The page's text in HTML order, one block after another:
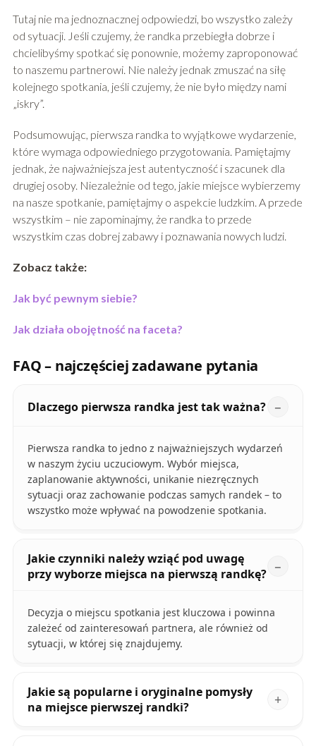
Tutaj nie ma jednoznacznej odpowiedzi, bo wszystko zależy
od sytuacji. Jeśli czujemy, że randka przebiegła dobrze i
chcielibyśmy spotkać się ponownie, możemy zaproponować
to naszemu partnerowi. Nie należy jednak zmuszać na siłę
kolejnego spotkania, jeśli czujemy, że nie było między nami
„iskry”.
Podsumowując, pierwsza randka to wyjątkowe wydarzenie,
które wymaga odpowiedniego przygotowania. Pamiętajmy
jednak, że najważniejsza jest autentyczność i szacunek dla
drugiej osoby. Niezależnie od tego, jakie miejsce wybierzemy
na nasze spotkanie, pamiętajmy o aspekcie ludzkim. A przede
wszystkim – nie zapominajmy, że randka to przede
wszystkim czas dobrej zabawy i poznawania nowych ludzi.
Zobacz także:
Jak być pewnym siebie?
Jak działa obojętność na faceta?
FAQ – najczęściej zadawane pytania
Dlaczego pierwsza randka jest tak ważna?
Pierwsza randka to jedno z najważniejszych wydarzeń
w naszym życiu uczuciowym. Wybór miejsca,
zaplanowanie aktywności, unikanie niezręcznych
sytuacji oraz zachowanie podczas samych randek – to
wszystko może wpływać na powodzenie spotkania.
Jakie czynniki należy wziąć pod uwagę
przy wyborze miejsca na pierwszą randkę?
Decyzja o miejscu spotkania jest kluczowa i powinna
zależeć od zainteresowań partnera, ale również od
sytuacji, w której się znajdujemy.
Jakie są popularne i oryginalne pomysły
na miejsce pierwszej randki?